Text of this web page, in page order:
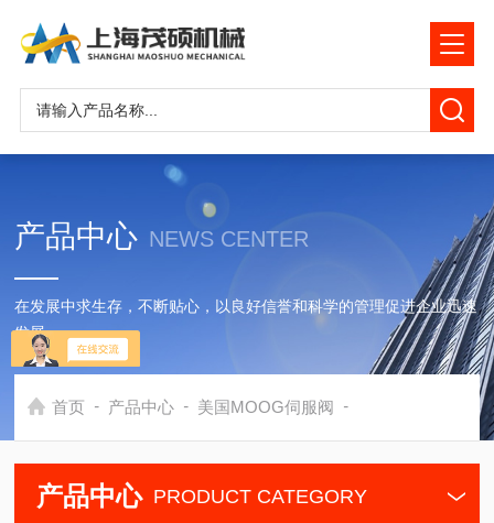
产品中心 NEWS CENTER
在发展中求生存，不断贴心，以良好信誉和科学的管理促进企业迅速
发展
首页 - 产品中心 - 美国MOOG伺服阀 -
产品中心 PRODUCT CATEGORY